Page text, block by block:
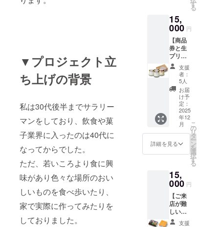
▼プロジェクト立
ち上げの背景
私は30代後半までサラリー
マンをしており、飲食や菓
子業界に入ったのは40代に
なってからでした。
ただ、若いころより食に興
味があり色々な場所のおい
しいものを食べ歩いたり、
家で実際に作ってみたりを
しておりました。
ｇ〕、
うさぎ
のマド
レーヌ1
個〔20
ｇ〕、
リスの
クッ
キー(2
種)1袋
〔計20
ｇ〕 ※
こちら
の返礼
品は常
お届け
となり
及び添
加物等
の食品
表示は
お届け
商品の
ラベル
2月28日
『あお
もりプ
リン詰
合せ』
あおも
りプリ
ン(プ
レー
ン)2本
〔各90
ｇ〕、
あおも
りプリ
ン(りん
ご)2本
ｇ〕、
あおも
ラ)2本
〔各90
ｇ〕 ※
こちら
の返礼
品は
クール
の交換
はでき
ませ
ん。お
つりは
でませ
ん。 ・
指定の
ご住所
に発送
いたし
ます。
・有効
期間：
2025年
12月6
日〜
2月28日
『Melty
チーズ
ケーキ
詰合
せ』 バ
スク
チーズ
アンダ
グ
NATUR
E
CAFE（
ラン
チ・
ディ
ナー）
NATUR
E SHOP
でのお
買い物
にご利
用いた
だけま
す。1枚
す。 ・
現金へ
の交換
はでき
ませ
ん。お
つりは
す
る
15,
000 円
【商品
券と生
プリン
のセッ
ト】
『商品
券』
5000円
（1000
円×5
枚） ・
イタリ
アンダ
イニン
グ
E
CAFE(
ラン
チ・
ディ
ナー)と
NATUR
支援
者：
5人
お届
け予
定：
2025
年12
月
詳細を見る
こ
の
リ
タ
ー
ン
を
選
択
す
る
15,
000 円
【ご来
店が難
しい方
向けス
支援